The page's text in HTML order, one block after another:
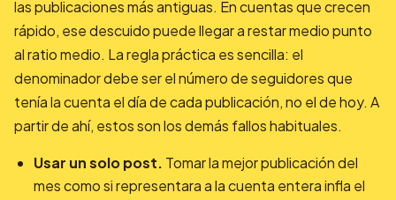
las publicaciones más antiguas. En cuentas que crecen
rápido, ese descuido puede llegar a restar medio punto
al ratio medio. La regla práctica es sencilla: el
denominador debe ser el número de seguidores que
tenía la cuenta el día de cada publicación, no el de hoy. A
partir de ahí, estos son los demás fallos habituales.
Usar un solo post. Tomar la mejor publicación del
mes como si representara a la cuenta entera infla el